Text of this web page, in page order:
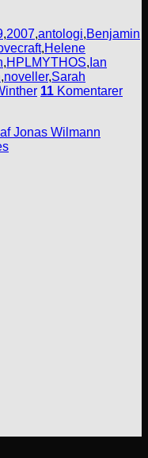
,2007,antologi,Benjamin
,Helene
,HPLMYTHOS, Ian
,noveller,Sarah
11 Komentarer
Jonas Wilmann